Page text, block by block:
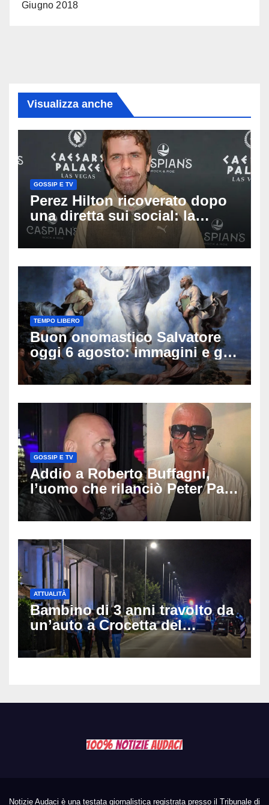
Giugno 2018
Visualizza anche
GOSSIP E TV
Perez Hilton ricoverato dopo
una diretta sui social: la
famiglia rompe il silenzio
sulle sue condizioni
TEMPO LIBERO
Buon onomastico Salvatore
oggi 6 agosto: immagini e gif
di auguri da condividere
GOSSIP E TV
Addio a Roberto Buffagni,
l’uomo che rilanciò Peter Pan
e Villa delle Rose: aveva 59
anni
ATTUALITÀ
Bambino di 3 anni travolto da
un’auto a Crocetta del
Montello: è gravissimo,
trasportato in elicottero a
Notizie Audaci è una testata giornalistica registrata presso il Tribunale di